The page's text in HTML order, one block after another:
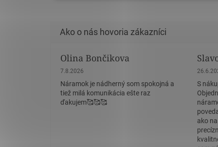
Olina Bončikova
Hodnotenie obchodu je 5 z 5 hviezdičiek.
7.8.2026
Náramok je nádherný som spokojná a
tiež milá komunikácia ešte raz
ďakujem🥰🥰🥰
S
ako